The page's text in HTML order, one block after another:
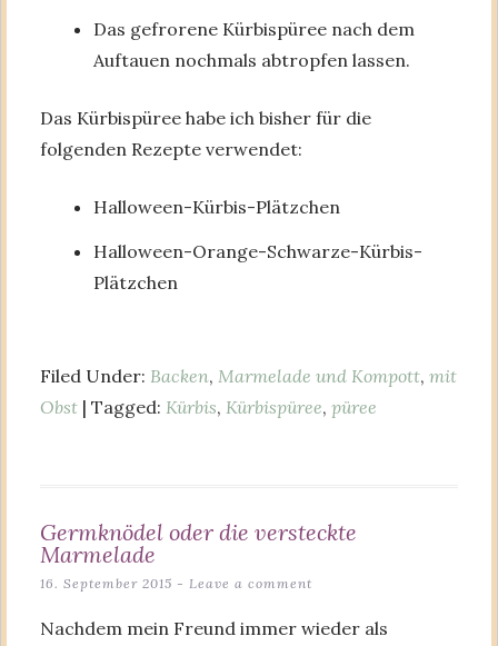
Das gefrorene Kürbispüree nach dem
Auftauen nochmals abtropfen lassen.
Das Kürbispüree habe ich bisher für die
folgenden Rezepte verwendet:
Halloween-Kürbis-Plätzchen
Halloween-Orange-Schwarze-Kürbis-
Plätzchen
Filed Under: Backen, Marmelade und Kompott, mit
Obst | Tagged: Kürbis, Kürbispüree, püree
Germknödel oder die versteckte
Marmelade
16. September 2015 Leave a comment
Nachdem mein Freund immer wieder als